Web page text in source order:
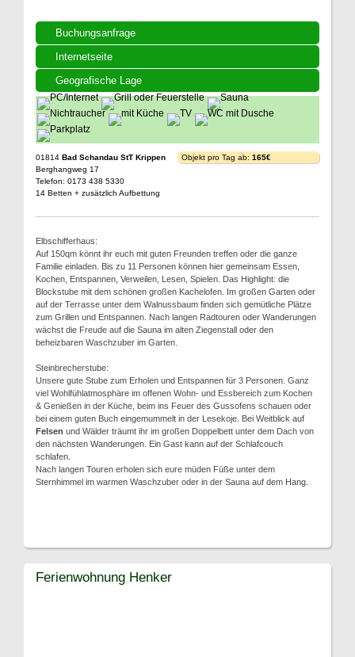
Buchungsanfrage
Internetseite
Geografische Lage
01814 Bad Schandau StT Krippen
Berghangweg 17
Telefon: 0173 438 5330
14 Betten + zusätzlich Aufbettung
Objekt pro Tag ab: 165€
Elbschifferhaus:
Auf 150qm könnt ihr euch mit guten Freunden treffen oder die ganze
Familie einladen. Bis zu 11 Personen können hier gemeinsam Essen,
Kochen, Entspannen, Verweilen, Lesen, Spielen. Das Highlight: die
Blockstube mit dem schönen großen Kachelofen. Im großen Garten oder
auf der Terrasse unter dem Walnussbaum finden sich gemütliche Plätze
zum Grillen und Entspannen. Nach langen Radtouren oder Wanderungen
wächst die Freude auf die Sauna im alten Ziegenstall oder den
beheizbaren Waschzuber im Garten.
Steinbrecherstube:
Unsere gute Stube zum Erholen und Entspannen für 3 Personen. Ganz
viel Wohlfühlatmosphäre im offenen Wohn- und Essbereich zum Kochen
& Genießen in der Küche, beim ins Feuer des Gussofens schauen oder
bei einem guten Buch eingemummelt in der Lesekoje. Bei Weitblick auf
Felsen und Wälder träumt ihr im großen Doppelbett unter dem Dach von
den nächsten Wanderungen. Ein Gast kann auf der Schlafcouch
schlafen.
Nach langen Touren erholen sich eure müden Füße unter dem
Sternhimmel im warmen Waschzuber oder in der Sauna auf dem Hang.
Ferienwohnung Henker